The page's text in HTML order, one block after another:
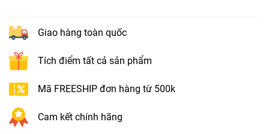
Giao hàng toàn quốc
Tích điểm tất cả sản phẩm
Mã FREESHIP đơn hàng từ 500k
Cam kết chính hãng